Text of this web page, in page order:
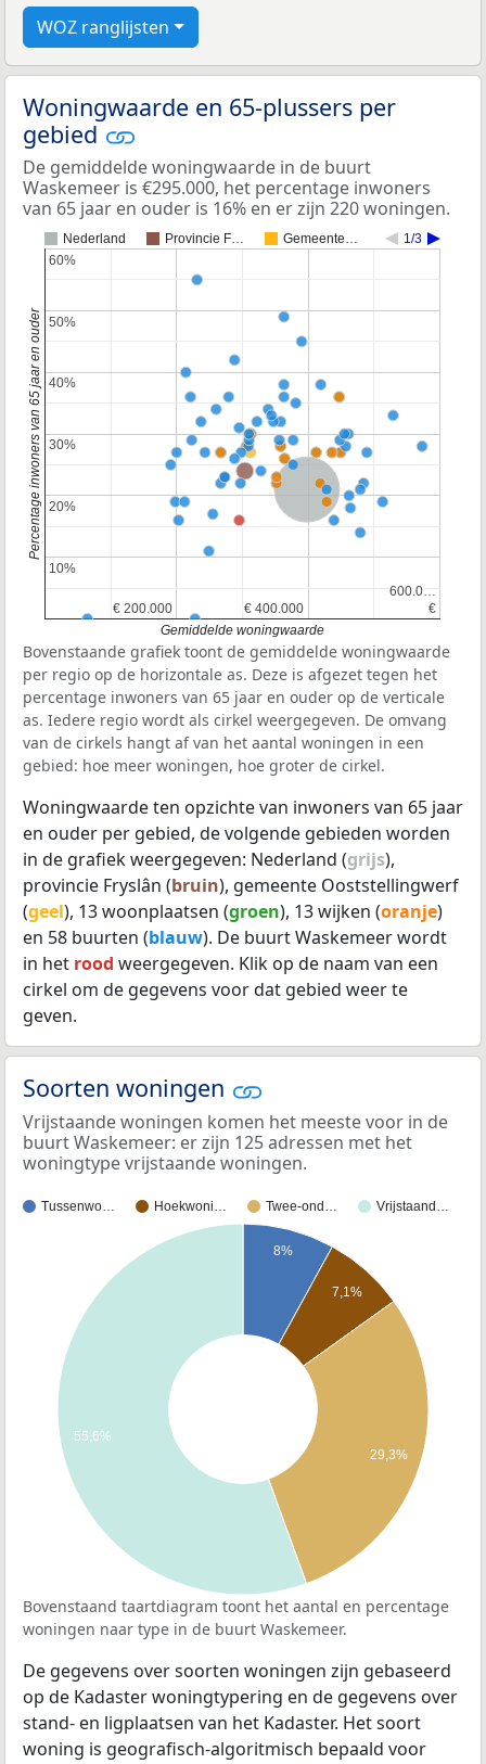
WOZ ranglijsten
Woningwaarde en 65-plussers per
gebied
De gemiddelde woningwaarde in de buurt
Waskemeer is €295.000, het percentage inwoners
van 65 jaar en ouder is 16% en er zijn 220 woningen.
Nederland Provincie F… Gemeente… 1/3
Nederland
€ 200.000
€ 200.000 € 400.000
€ 400.000 €
€
600.0…
600.0…
10%
10%
20%
20%
30%
30%
40%
40%
50%
50%
60%
60%
Gemiddelde woningwaarde
Percentage inwoners van 65 jaar en ouder
Bovenstaande grafiek toont de gemiddelde woningwaarde
per regio op de horizontale as. Deze is afgezet tegen het
percentage inwoners van 65 jaar en ouder op de verticale
as. Iedere regio wordt als cirkel weergegeven. De omvang
van de cirkels hangt af van het aantal woningen in een
gebied: hoe meer woningen, hoe groter de cirkel.
Woningwaarde ten opzichte van inwoners van 65 jaar
en ouder per gebied, de volgende gebieden worden
in de grafiek weergegeven: Nederland (grijs),
provincie Fryslân (bruin), gemeente Ooststellingwerf
(geel), 13 woonplaatsen (groen), 13 wijken (oranje)
en 58 buurten (blauw). De buurt Waskemeer wordt
in het rood weergegeven. Klik op de naam van een
cirkel om de gegevens voor dat gebied weer te
geven.
Soorten woningen
Vrijstaande woningen komen het meeste voor in de
buurt Waskemeer: er zijn 125 adressen met het
woningtype vrijstaande woningen.
Tussenwo… Hoekwoni… Twee-ond… Vrijstaand…
8%
7,1%
29,3%
55,6%
Bovenstaand taartdiagram toont het aantal en percentage
woningen naar type in de buurt Waskemeer.
De gegevens over soorten woningen zijn gebaseerd
op de Kadaster woningtypering en de gegevens over
stand- en ligplaatsen van het Kadaster. Het soort
woning is geografisch-algoritmisch bepaald voor